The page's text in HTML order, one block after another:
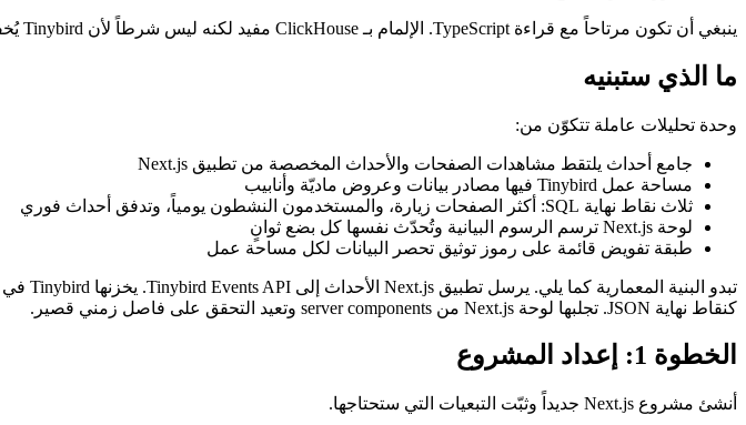
ينبغي أن تكون مرتاحاً مع قراءة TypeScript. الإلمام بـ ClickHouse مفيد لكنه ليس شرطاً لأن Tinybird يُخفي معظم التعقيد التشغيلي.
ما الذي ستبنيه
وحدة تحليلات عاملة تتكوّن من:
جامع أحداث يلتقط مشاهدات الصفحات والأحداث المخصصة من تطبيق Next.js
مساحة عمل Tinybird فيها مصادر بيانات وعروض ماديّة وأنابيب
ثلاث نقاط نهاية SQL: أكثر الصفحات زيارة، والمستخدمون النشطون يومياً، وتدفق أحداث فوري
لوحة Next.js ترسم الرسوم البيانية وتُحدّث نفسها كل بضع ثوانٍ
طبقة تفويض قائمة على رموز توثيق تحصر البيانات لكل مساحة عمل
كنقاط نهاية JSON. تجلبها لوحة Next.js من server components وتعيد التحقق على فاصل زمني قصير.
الخطوة 1: إعداد المشروع
أنشئ مشروع Next.js جديداً وثبّت التبعيات التي ستحتاجها.